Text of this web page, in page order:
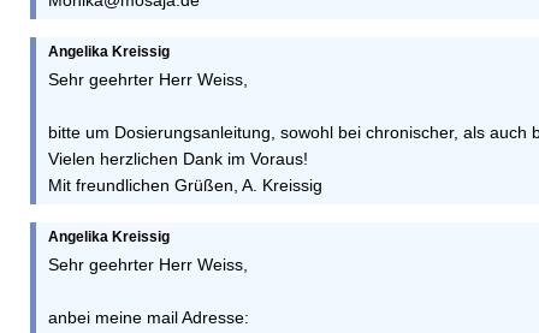
Angelika Kreissig
Sehr geehrter Herr Weiss,
bitte um Dosierungsanleitung, sowohl bei chronischer, als
Vielen herzlichen Dank im Voraus!
Mit freundlichen Grüßen, A. Kreissig
Angelika Kreissig
Sehr geehrter Herr Weiss,
anbei meine mail Adresse: